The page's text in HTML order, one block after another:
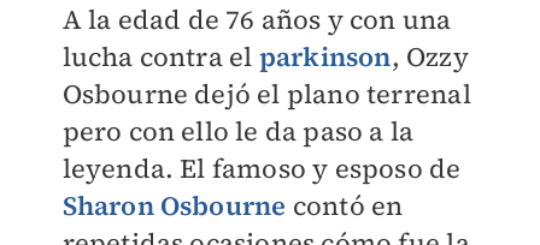
A la edad de 76 años y con una
lucha contra el parkinson, Ozzy
Osbourne dejó el plano terrenal
pero con ello le da paso a la
leyenda. El famoso y esposo de
Sharon Osbourne contó en